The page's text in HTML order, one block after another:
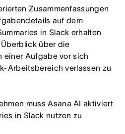
Zusammenfassungen
auf dem
in Slack erhalten
über die
einer Aufgabe vor sich
Arbeitsbereich verlassen zu
muss Asana AI aktiviert
in Slack nutzen zu